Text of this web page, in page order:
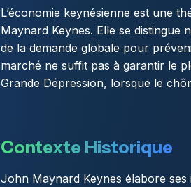
L’économie keynésienne est une
Maynard Keynes. Elle se distingue
de la demande globale pour
marché ne suffit pas à garantir le
Grande Dépression, lorsque le
Contexte Historique
John Maynard Keynes élabore